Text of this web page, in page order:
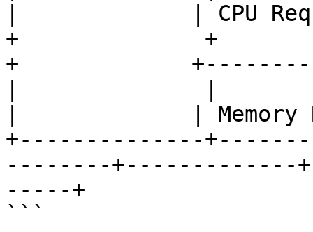
|             | CPU
+              +
+
|             | Memory
+--------------
--------+-------------
-----+
```